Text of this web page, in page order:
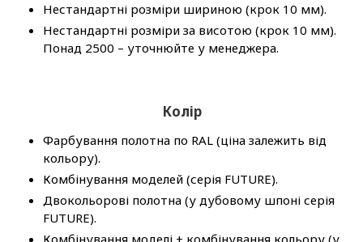
Нестандартні розміри шириною (крок 10 мм).
Нестандартні розміри за висотою (крок 10 мм).
Понад 2500 – уточнюйте у менеджера.
Колір
Фарбування полотна по RAL (ціна залежить від
кольору).
Комбінування моделей (серія FUTURE).
Двокольорові полотна (у дубовому шпоні серія
FUTURE).
Комбінування моделі + комбінування кольору (у